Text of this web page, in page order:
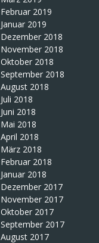
Februar 2019
Januar 2019
Dezember 2018
November 2018
Oktober 2018
September 2018
August 2018
Juli 2018
Juni 2018
Mai 2018
April 2018
März 2018
Februar 2018
Januar 2018
Dezember 2017
November 2017
Oktober 2017
September 2017
August 2017